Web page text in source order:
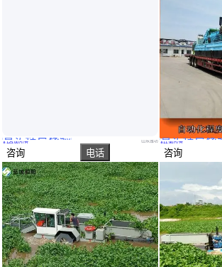
河道清淤船 航道清淤船 绞吸式清淤船厂家
真实性已核验
￥ 125.00万/台 山东潍坊
咨询 电话
全自动割草船 水 葫芦破碎船 泡
真实性已核
￥11 .90万/台
咨询